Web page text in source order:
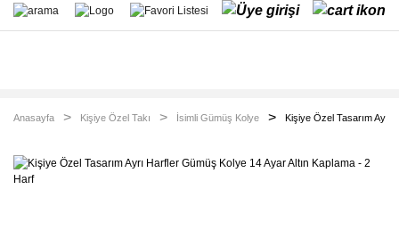
Anasayfa Kişiye Özel Takı İsimli Gümüş Kolye Kişiye Özel Tasarım Ayrı